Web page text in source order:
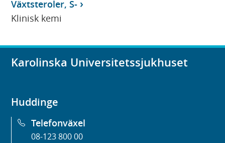
Växtsteroler, S-
Klinisk kemi
Karolinska Universitetssjukhuset
Huddinge
Telefonväxel
08-123 800 00